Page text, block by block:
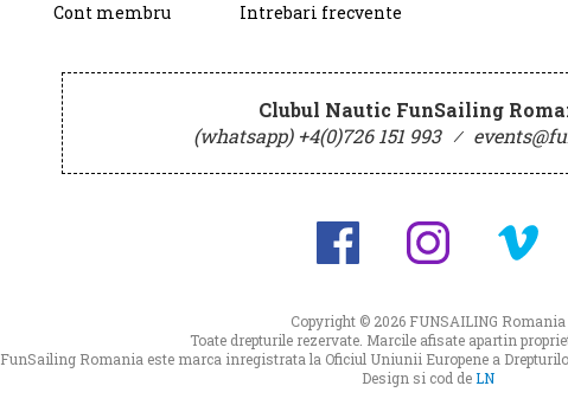
Cont membru
Intrebari frecvente
Clubul Nautic FunSailing
(whatsapp) +4(0)726 151 993 ⁄
Copyright © 2026 FUNSAILING Romania
Toate drepturile rezervate. Marcile afisate apartin
FunSailing Romania este marca inregistrata la Oficiul Uniunii Europene a
Design si cod deLN